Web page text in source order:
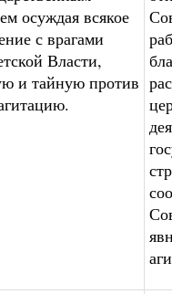
осуждая всякое
с врагами
Власти,
и тайную против